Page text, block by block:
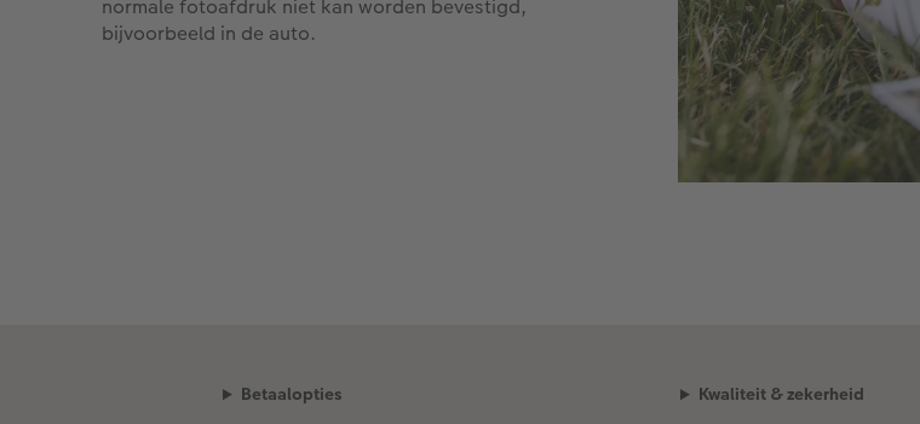
normale fotoafdruk niet kan worden bevestigd,
bijvoorbeeld in de auto.
Betaalopties Kwaliteit & zekerheid